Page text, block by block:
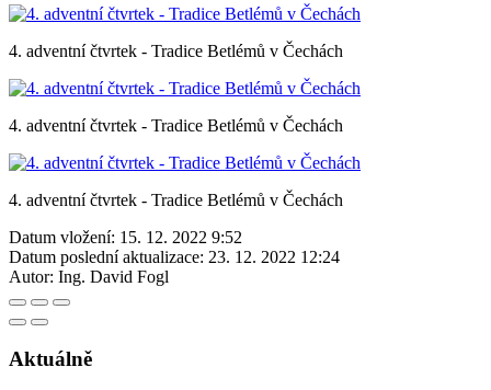
4. adventní čtvrtek - Tradice Betlémů v Čechách
4. adventní čtvrtek - Tradice Betlémů v Čechách
4. adventní čtvrtek - Tradice Betlémů v Čechách
Datum vložení: 15. 12. 2022 9:52
Datum poslední aktualizace: 23. 12. 2022 12:24
Autor: Ing. David Fogl
Aktuálně